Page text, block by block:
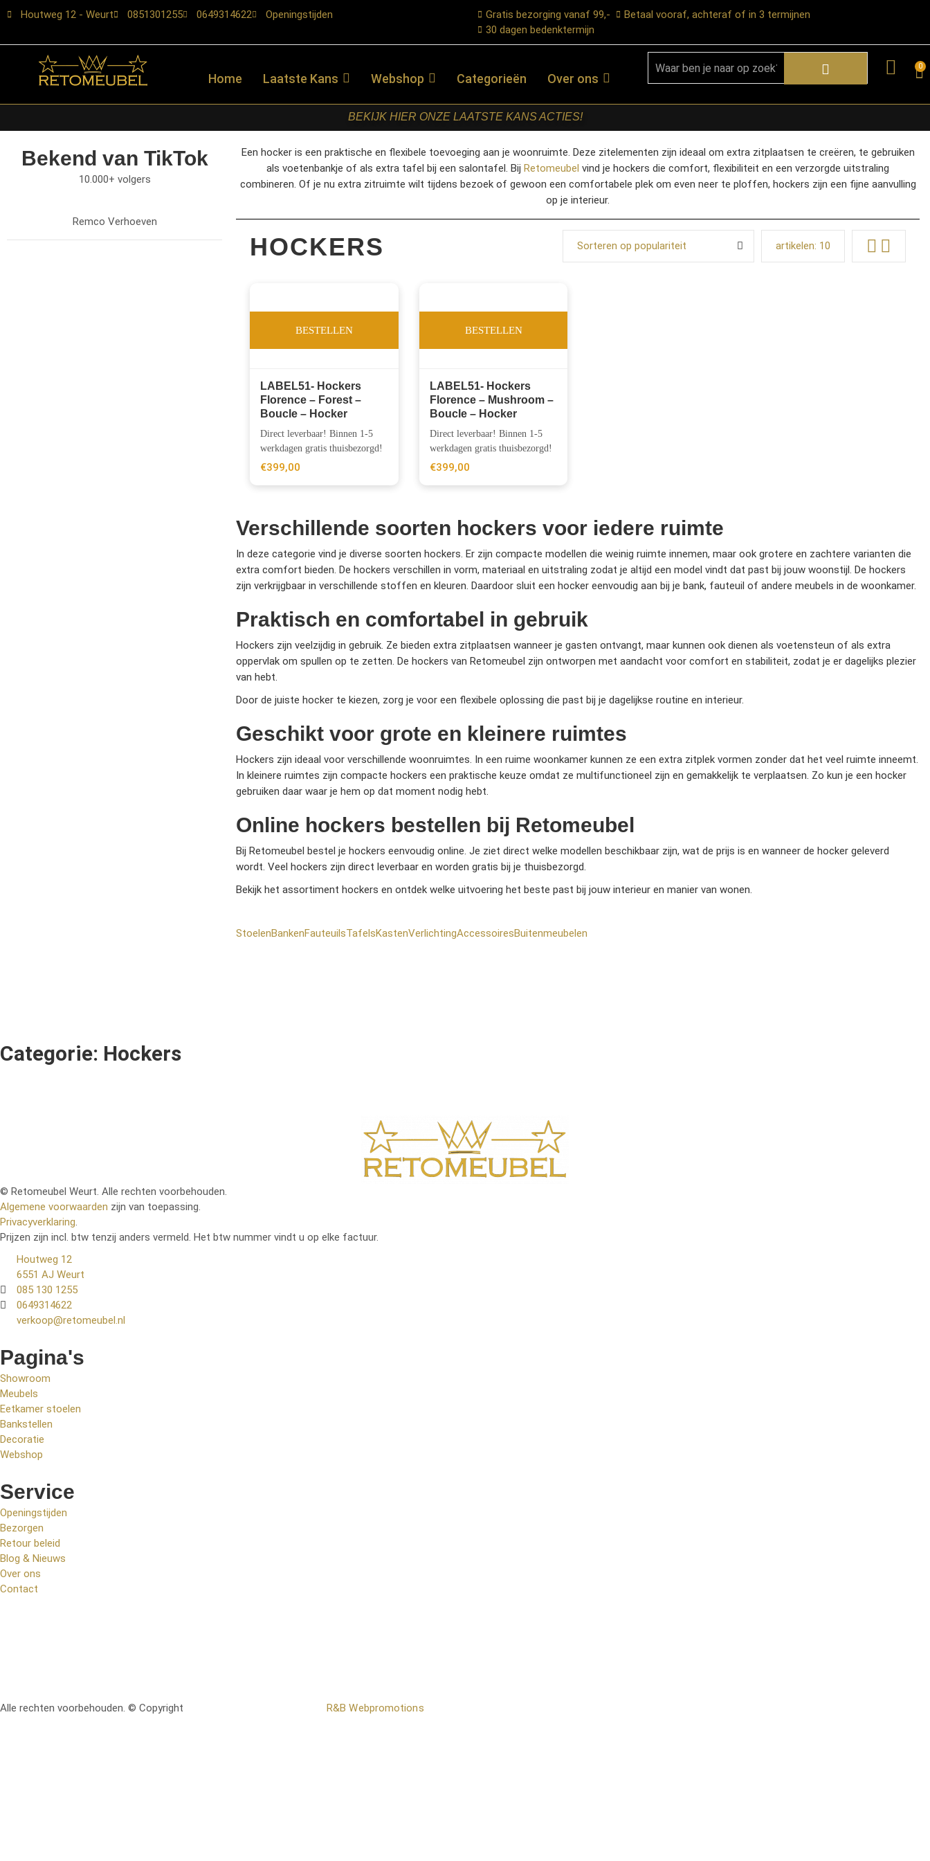
Houtweg 12 - Weurt 0851301255 0649314622 Openingstijden Gratis bezorging vanaf 99,-
Betaal vooraf, achteraf of in 3 termijnen
30 dagen bedenktermijn
Home Laatste Kans Webshop Categorieën Over ons
0
BEKIJK HIER ONZE LAATSTE KANS ACTIES!
Bekend van TikTok
10.000+ volgers
Remco Verhoeven
Een hocker is een praktische en flexibele toevoeging aan je woonruimte. Deze zitelementen zijn ideaal om extra zitplaatsen te creëren, te gebruiken
als voetenbankje of als extra tafel bij een salontafel. BijRetomeubel vind je hockers die comfort, flexibiliteit en een verzorgde uitstraling
combineren. Of je nu extra zitruimte wilt tijdens bezoek of gewoon een comfortabele plek om even neer te ploffen, hockers zijn een fijne aanvulling
op je interieur.
HOCKERS Sorteren op populariteit artikelen: 10
BESTELLEN
LABEL51- Hockers
Florence – Forest –
Boucle – Hocker
Direct leverbaar! Binnen 1-5
werkdagen gratis thuisbezorgd!
€399,00
BESTELLEN
LABEL51- Hockers
Florence – Mushroom –
Boucle – Hocker
Direct leverbaar! Binnen 1-5
werkdagen gratis thuisbezorgd!
€399,00
Verschillende soorten hockers voor iedere ruimte
In deze categorie vind je diverse soorten hockers. Er zijn compacte modellen die weinig ruimte innemen, maar ook grotere en zachtere varianten die
extra comfort bieden. De hockers verschillen in vorm, materiaal en uitstraling zodat je altijd een model vindt dat past bij jouw woonstijl. De hockers
zijn verkrijgbaar in verschillende stoffen en kleuren. Daardoor sluit een hocker eenvoudig aan bij je bank, fauteuil of andere meubels in de woonkamer.
Praktisch en comfortabel in gebruik
Hockers zijn veelzijdig in gebruik. Ze bieden extra zitplaatsen wanneer je gasten ontvangt, maar kunnen ook dienen als voetensteun of als extra
oppervlak om spullen op te zetten. De hockers van Retomeubel zijn ontworpen met aandacht voor comfort en stabiliteit, zodat je er dagelijks plezier
van hebt.
Door de juiste hocker te kiezen, zorg je voor een flexibele oplossing die past bij je dagelijkse routine en interieur.
Geschikt voor grote en kleinere ruimtes
Hockers zijn ideaal voor verschillende woonruimtes. In een ruime woonkamer kunnen ze een extra zitplek vormen zonder dat het veel ruimte inneemt.
In kleinere ruimtes zijn compacte hockers een praktische keuze omdat ze multifunctioneel zijn en gemakkelijk te verplaatsen. Zo kun je een hocker
gebruiken daar waar je hem op dat moment nodig hebt.
Online hockers bestellen bij Retomeubel
Bij Retomeubel bestel je hockers eenvoudig online. Je ziet direct welke modellen beschikbaar zijn, wat de prijs is en wanneer de hocker geleverd
wordt. Veel hockers zijn direct leverbaar en worden gratis bij je thuisbezorgd.
Bekijk het assortiment hockers en ontdek welke uitvoering het beste past bij jouw interieur en manier van wonen.
StoelenBankenFauteuilsTafelsKastenVerlichtingAccessoiresBuitenmeubelen
Categorie: Hockers
© Retomeubel Weurt. Alle rechten voorbehouden.
Algemene voorwaarden zijn van toepassing.
Privacyverklaring.
Prijzen zijn incl. btw tenzij anders vermeld. Het btw nummer vindt u op elke factuur.
Houtweg 12
6551 AJ Weurt
085 130 1255
0649314622
verkoop@retomeubel.nl
Pagina's
Showroom
Meubels
Eetkamer stoelen
Bankstellen
Decoratie
Webshop
Service
Openingstijden
Bezorgen
Retour beleid
Blog & Nieuws
Over ons
Contact
Alle rechten voorbehouden. © Copyright R&B Webpromotions